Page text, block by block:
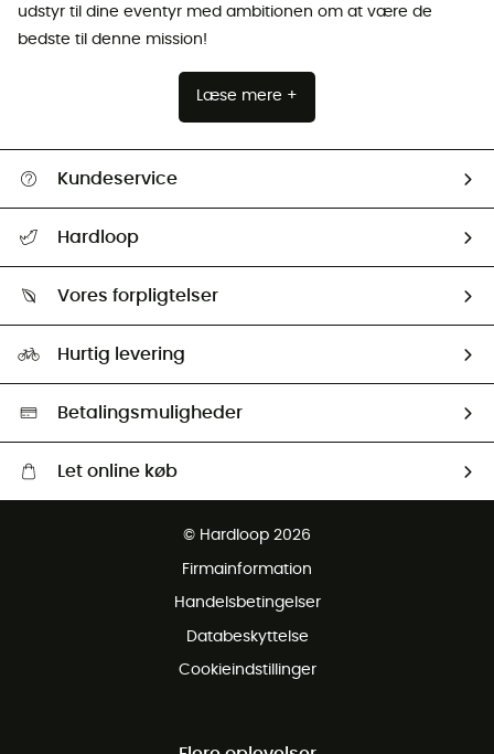
udstyr til dine eventyr med ambitionen om at være de
bedste til denne mission!
Læse mere +
Kundeservice
Returnering & Tilbagebetaling
Hardloop
Our ambassadors
Vores forpligtelser
Second hand
HardGreen Udvalg
Hurtig levering
Betalingsmuligheder
Let online køb
Gratis retur inden for 100 dage
© Hardloop 2026
Firmainformation
Handelsbetingelser
Databeskyttelse
Cookieindstillinger